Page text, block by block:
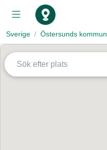
Sverige Östersunds kommun